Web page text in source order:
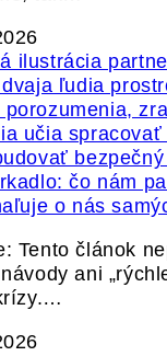
čo nám
o nás
Tento článok
ani